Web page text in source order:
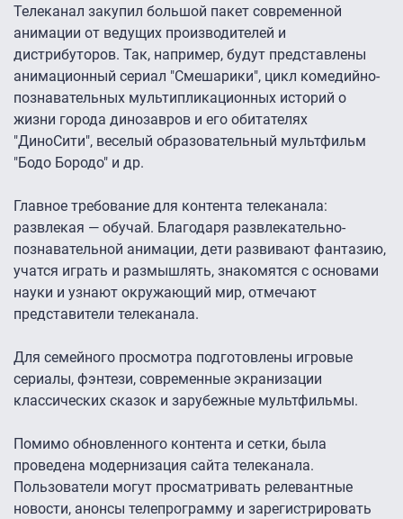
Телеканал закупил большой пакет современной
анимации от ведущих производителей и
дистрибуторов. Так, например, будут представлены
анимационный сериал "Смешарики", цикл комедийно-
познавательных мультипликационных историй о
жизни города динозавров и его обитателях
"ДиноСити", веселый образовательный мультфильм
"Бодо Бородо" и др.
Главное требование для контента телеканала:
развлекая — обучай. Благодаря развлекательно-
познавательной анимации, дети развивают фантазию,
учатся играть и размышлять, знакомятся с основами
науки и узнают окружающий мир, отмечают
представители телеканала.
Для семейного просмотра подготовлены игровые
сериалы, фэнтези, современные экранизации
классических сказок и зарубежные мультфильмы.
Помимо обновленного контента и сетки, была
проведена модернизация сайта телеканала.
Пользователи могут просматривать релевантные
новости, анонсы телепрограмму и зарегистрировать